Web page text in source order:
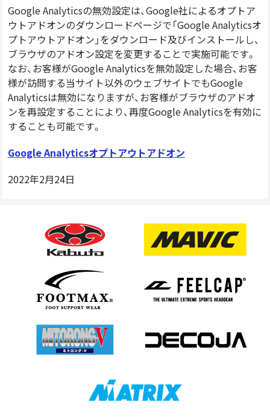
Google Analyticsの無効設定は、Google社によるオプトア
ウトアドオンのダウンロードページで「Google Analyticsオ
プトアウトアドオン」をダウンロード及びインストールし、
ブラウザのアドオン設定を変更することで実施可能です。
なお、お客様がGoogle Analyticsを無効設定した場合、お客
様が訪問する当サイト以外のウェブサイトでもGoogle
Analyticsは無効になりますが、お客様がブラウザのアドオ
ンを再設定することにより、再度Google Analyticsを有効に
することも可能です。
Google Analyticsオプトアウトアドオン
2022年2⽉24⽇